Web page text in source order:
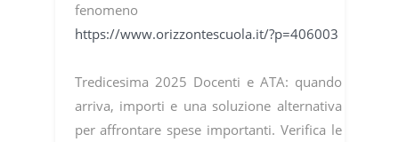
fenomeno
https://www.orizzontescuola.it/?p=406003
Tredicesima 2025 Docenti e ATA: quando
arriva, importi e una soluzione alternativa
per affrontare spese importanti. Verifica le